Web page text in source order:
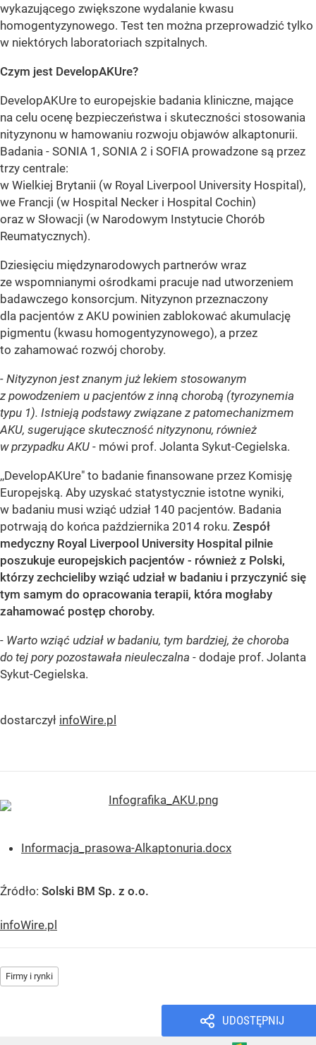
wykazującego zwiększone wydalanie kwasu
homogentyzynowego. Test ten można przeprowadzić tylko
w niektórych laboratoriach szpitalnych.
Czym jest DevelopAKUre?
DevelopAKUre to europejskie badania kliniczne, mające
na celu ocenę bezpieczeństwa i skuteczności stosowania
nityzynonu w hamowaniu rozwoju objawów alkaptonurii.
Badania - SONIA 1, SONIA 2 i SOFIA prowadzone są przez
trzy centrale:
w Wielkiej Brytanii (w Royal Liverpool University Hospital),
we Francji (w Hospital Necker i Hospital Cochin)
oraz w Słowacji (w Narodowym Instytucie Chorób
Reumatycznych).
Dziesięciu międzynarodowych partnerów wraz
ze wspomnianymi ośrodkami pracuje nad utworzeniem
badawczego konsorcjum. Nityzynon przeznaczony
dla pacjentów z AKU powinien zablokować akumulację
pigmentu (kwasu homogentyzynowego), a przez
to zahamować rozwój choroby.
- Nityzynon jest znanym już lekiem stosowanym
z powodzeniem u pacjentów z inną chorobą (tyrozynemia
typu 1). Istnieją podstawy związane z patomechanizmem
AKU, sugerujące skuteczność nityzynonu, również
w przypadku AKU - mówi prof. Jolanta Sykut-Cegielska.
,,DevelopAKUre" to badanie finansowane przez Komisję
Europejską. Aby uzyskać statystycznie istotne wyniki,
w badaniu musi wziąć udział 140 pacjentów. Badania
potrwają do końca października 2014 roku. Zespół
medyczny Royal Liverpool University Hospital pilnie
poszukuje europejskich pacjentów - również z Polski,
którzy zechcieliby wziąć udział w badaniu i przyczynić się
tym samym do opracowania terapii, która mogłaby
zahamować postęp choroby.
- Warto wziąć udział w badaniu, tym bardziej, że choroba
do tej pory pozostawała nieuleczalna - dodaje prof. Jolanta
Sykut-Cegielska.
dostarczył infoWire.pl
Informacja_prasowa-Alkaptonuria.docx
Źródło: Solski BM Sp. z o.o.
infoWire.pl
Firmy i rynki
UDOSTĘPNIJ